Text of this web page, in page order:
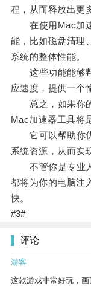
程，从而释放出更
在使用Mac加速
能，比如磁盘清理
系统的整体性能。
这些功能能够帮
应速度，提供一个
总之，如果你的
Mac加速器工具将
它可以帮助你优
系统资源，从而实
不管你是专业人
都将为你的电脑注
快。
#3#
评论
游客
这款游戏非常好玩，画